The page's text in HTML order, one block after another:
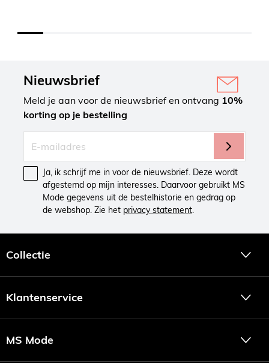
Nieuwsbrief
Meld je aan voor de nieuwsbrief en ontvang 10%
korting op je bestelling
Ja, ik schrijf me in voor de nieuwsbrief. Deze wordt
afgestemd op mijn interesses. Daarvoor gebruikt MS
Mode gegevens uit de bestelhistorie en gedrag op
de webshop. Zie het privacy statement.
Collectie
Klantenservice
MS Mode